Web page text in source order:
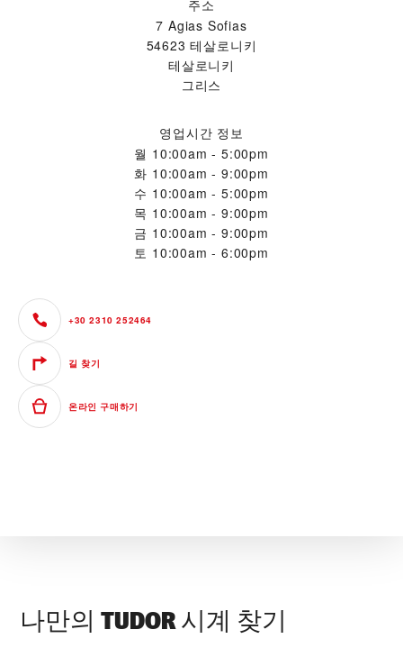
주소
7 Agias Sofias
54623 테살로니키
테살로니키
그리스
영업시간 정보
월 10:00am - 5:00pm
화 10:00am - 9:00pm
수 10:00am - 5:00pm
목 10:00am - 9:00pm
금 10:00am - 9:00pm
토 10:00am - 6:00pm
+30 2310 252464
길 찾기
온라인 구매하기
나만의 TUDOR 시계 찾기